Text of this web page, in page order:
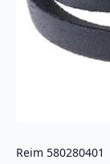
Reim 580280401